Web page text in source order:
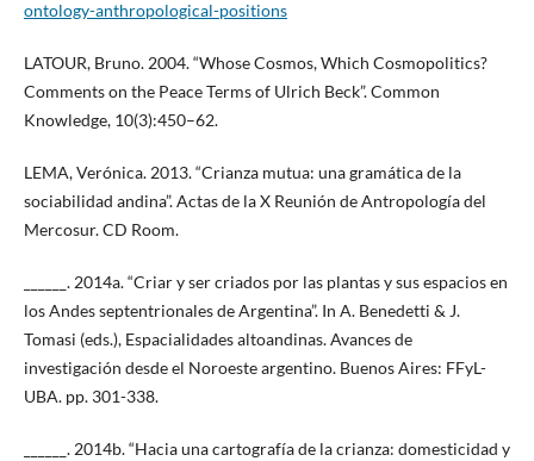
ontology-anthropological-positions
LATOUR, Bruno. 2004. “Whose Cosmos, Which Cosmopolitics?
Comments on the Peace Terms of Ulrich Beck”. Common
Knowledge, 10(3):450–62.
LEMA, Verónica. 2013. “Crianza mutua: una gramática de la
sociabilidad andina”. Actas de la X Reunión de Antropología del
Mercosur. CD Room.
______. 2014a. “Criar y ser criados por las plantas y sus espacios en
los Andes septentrionales de Argentina”. In A. Benedetti & J.
Tomasi (eds.), Espacialidades altoandinas. Avances de
investigación desde el Noroeste argentino. Buenos Aires: FFyL-
UBA. pp. 301-338.
______. 2014b. “Hacia una cartografía de la crianza: domesticidad y